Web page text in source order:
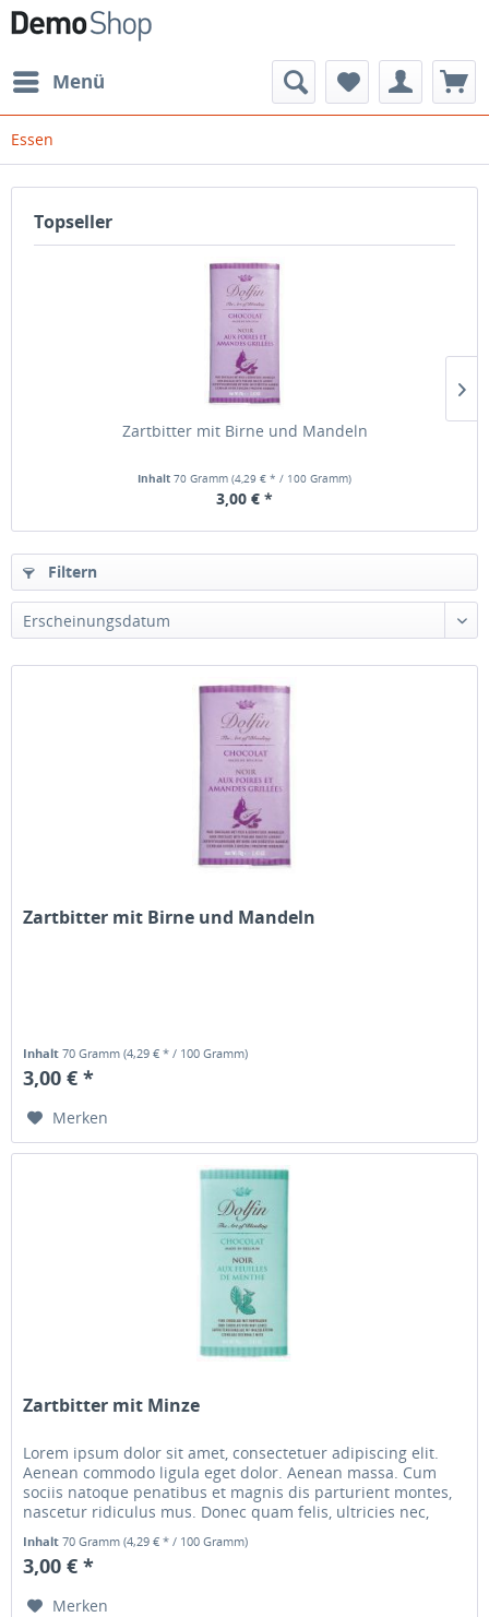
Menü
Essen
Topseller
Zartbitter mit Birne und Mandeln
Inhalt 70 Gramm (4,29 € * / 100 Gramm)
3,00 € *
Filtern
Zartbitter mit Birne und Mandeln
Inhalt70 Gramm(4,29 € * / 100 Gramm)
3,00 € *
Merken
Zartbitter mit Minze
Lorem ipsum dolor sit amet, consectetuer adipiscing elit.
Aenean commodo ligula eget dolor. Aenean massa. Cum
sociis natoque penatibus et magnis dis parturient montes,
nascetur ridiculus mus. Donec quam felis, ultricies nec,
pellentesque...
Inhalt70 Gramm(4,29 € * / 100 Gramm)
3,00 € *
Merken